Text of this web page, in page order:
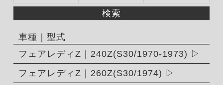
検索
車種｜型式
フェアレディZ｜240Z(S30/1970-1973)
フェアレディZ｜260Z(S30/1974)